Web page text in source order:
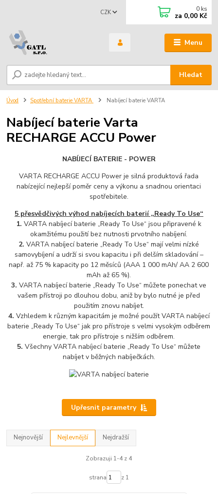
Menu
CZK
Hledat
0 ks
za 0,00 Kč
Úvod Spotřební baterie VARTA Nabíjecí baterie VARTA
Nabíjecí baterie Varta
RECHARGE ACCU Power
NABÍJECÍ BATERIE - POWER
VARTA RECHARGE ACCU Power je silná produktová řada
nabízející nejlepší poměr ceny a výkonu a snadnou orientaci
spotřebitele.
5 přesvědčivých výhod nabíjecích baterií „Ready To Use“
1. VARTA nabíjecí baterie „Ready To Use“ jsou připravené k
okamžitému použití bez nutnosti prvotního nabíjení.
2. VARTA nabíjecí baterie „Ready To Use“ mají velmi nízké
samovybíjení a udrží si svou kapacitu i při delším skladování –
např. až 75 % kapacity po 12 měsíců (AAA 1 000 mAh/ AA 2 600
mAh až 65 %).
3. VARTA nabíjecí baterie „Ready To Use“ můžete ponechat ve
vašem přístroji po dlouhou dobu, aniž by bylo nutné je před
použitím znovu nabíjet.
4. Vzhledem k různým kapacitám je možné použít VARTA nabíjecí
baterie „Ready To Use“ jak pro přístroje s velmi vysokým odběrem
energie, tak pro přístroje s nižším odběrem.
5. Všechny VARTA nabíjecí baterie „Ready To Use“ můžete
nabíjet v běžných nabíječkách.
Upřesnit parametry
Nejnovější Nejlevnější Nejdražší
Zobrazuji 1-4 z 4
strana z 1